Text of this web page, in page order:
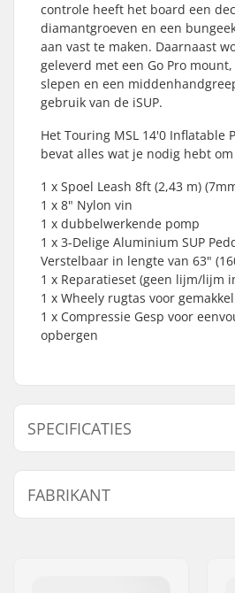
controle heeft het board een
diamantgroeven en een
aan vast te maken. Daarnaast
geleverd met een Go Pro
slepen en een
gebruik van de iSUP.
Het Touring MSL 14'0 Inflatable
bevat alles wat je nodig hebt
1 x Spoel Leash 8ft (2,43 m)
1 x 8" Nylon vin
1 x dubbelwerkende pomp
1 x 3-Delige Aluminium SUP
Verstelbaar in lengte van 63"
1 x Reparatieset (geen lijm/lijm
1 x Wheely rugtas voor
1 x Compressie Gesp voor
opbergen
SPECIFICATIES
SUP Activiteit:
Lengte:
Breedte:
FABRIKANT